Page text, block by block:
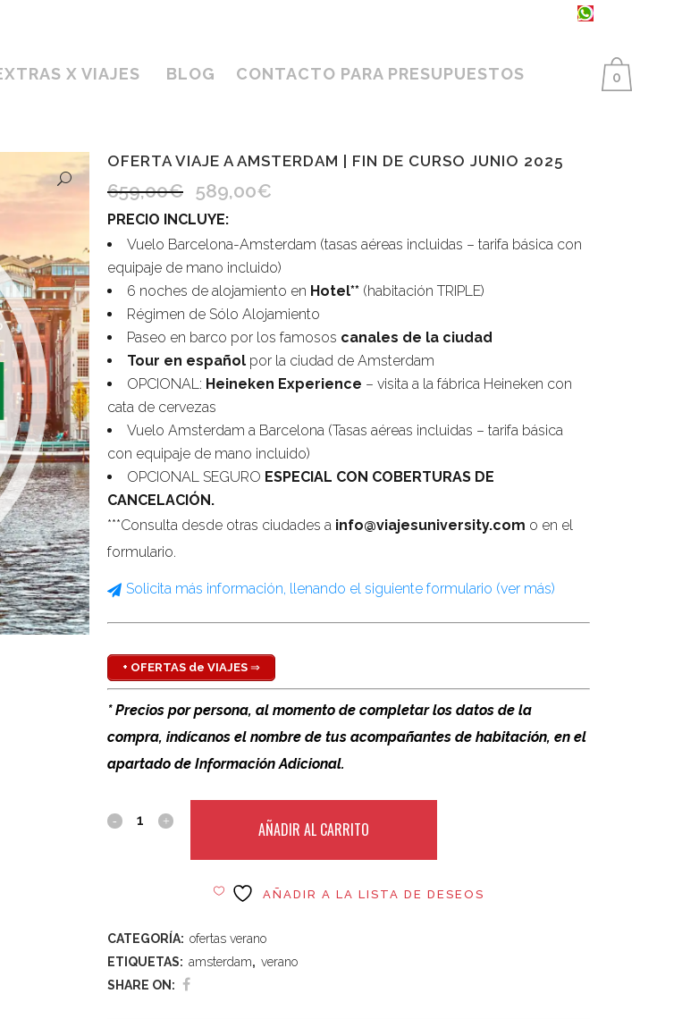
0
X VIAJES BLOG CONTACTO PARA PRESUPUESTOS
OFERTA VIAJE A AMSTERDAM | FIN DE CURSO JUNIO 2025
659,00€
El
precio
original
era:
659,00€.
589,00€
actual
es:
589,00€.
PRECIO INCLUYE:
Vuelo Barcelona-Amsterdam (tasas aéreas incluidas – tarifa básica con
equipaje de mano incluido)
6 noches de alojamiento en Hotel** (habitación TRIPLE)
Régimen de Sólo Alojamiento
Paseo en barco por los famosos canales de la ciudad
Tour en español por la ciudad de Amsterdam
OPCIONAL: Heineken Experience – visita a la fábrica Heineken con
cata de cervezas
Vuelo Amsterdam a Barcelona (Tasas aéreas incluidas – tarifa básica
con equipaje de mano incluido)
OPCIONAL SEGURO ESPECIAL CON COBERTURAS DE
CANCELACIÓN.
***Consulta desde otras ciudades a info@viajesuniversity.com o en el
formulario.
Nombre (requerido)
Instituto o universidad (requerido)
Ciudad de salida (requerido)
¿Dónde quieres viajar? (requerido)
Fechas aproximadas de salida (requerido)
Número de personas aproximado (requerido)
Solicita más información, llenando el siguiente formulario (ver más)
+ OFERTAS de VIAJES ⇒
* Precios por persona, al momento de completar los datos de la
compra, indícanos el nombre de tus acompañantes de habitación, en el
apartado de Información Adicional.
AÑADIR AL CARRITO
AÑADIR A LA LISTA DE DESEOS
CATEGORÍA: ofertas verano
ETIQUETAS: amsterdam, verano
SHARE ON: